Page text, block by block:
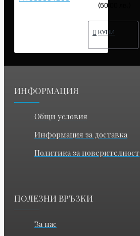
(60.00 лв.)
КУПИ
ИНФОРМАЦИЯ
Общи условия
Информация за доставка
Политика за поверителност
ПОЛЕЗНИ ВРЪЗКИ
За нас